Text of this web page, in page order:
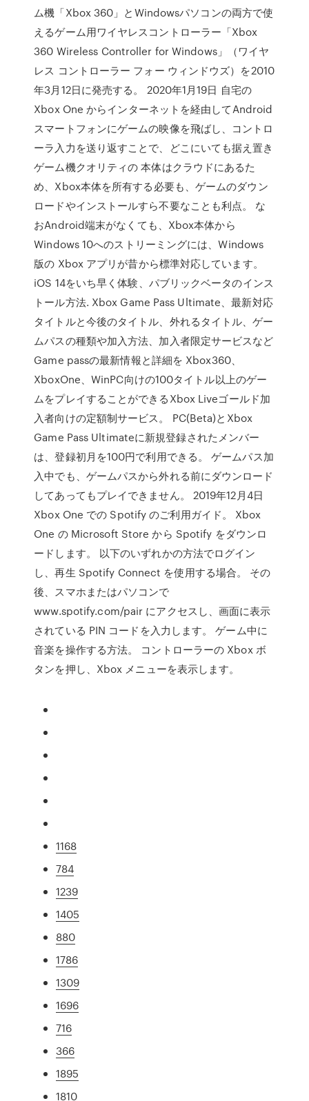
ム機「Xbox 360」とWindowsパソコンの両方で使
えるゲーム用ワイヤレスコントローラー「Xbox
360 Wireless Controller for Windows」（ワイヤ
レス コントローラー フォー ウィンドウズ）を2010
年3月12日に発売する。 2020年1月19日 自宅の
Xbox One からインターネットを経由してAndroid
スマートフォンにゲームの映像を飛ばし、コントロ
ーラ入力を送り返すことで、どこにいても据え置き
ゲーム機クオリティの 本体はクラウドにあるた
め、Xbox本体を所有する必要も、ゲームのダウン
ロードやインストールすら不要なことも利点。 な
おAndroid端末がなくても、Xbox本体から
Windows 10へのストリーミングには、Windows
版の Xbox アプリが昔から標準対応しています。
iOS 14をいち早く体験、パブリックベータのインス
トール方法. Xbox Game Pass Ultimate、最新対応
タイトルと今後のタイトル、外れるタイトル、ゲー
ムパスの種類や加入方法、加入者限定サービスなど
Game passの最新情報と詳細を Xbox360、
XboxOne、WinPC向けの100タイトル以上のゲー
ムをプレイすることができるXbox Liveゴールド加
入者向けの定額制サービス。 PC(Beta)とXbox
Game Pass Ultimateに新規登録されたメンバー
は、登録初月を100円で利用できる。 ゲームパス加
入中でも、ゲームパスから外れる前にダウンロード
してあってもプレイできません。 2019年12月4日
Xbox One での Spotify のご利用ガイド。 Xbox
One の Microsoft Store から Spotify をダウンロ
ードします。 以下のいずれかの方法でログイン
し、再生 Spotify Connect を使用する場合。 その
後、スマホまたはパソコンで
www.spotify.com/pair にアクセスし、画面に表示
されている PIN コードを入力します。 ゲーム中に
音楽を操作する方法。 コントローラーの Xbox ボ
タンを押し、Xbox メニューを表示します。
1168
784
1239
1405
880
1786
1309
1696
716
366
1895
1810